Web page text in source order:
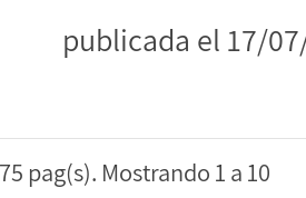
publicada el 17/
pag(s). Mostrando 1 a 10